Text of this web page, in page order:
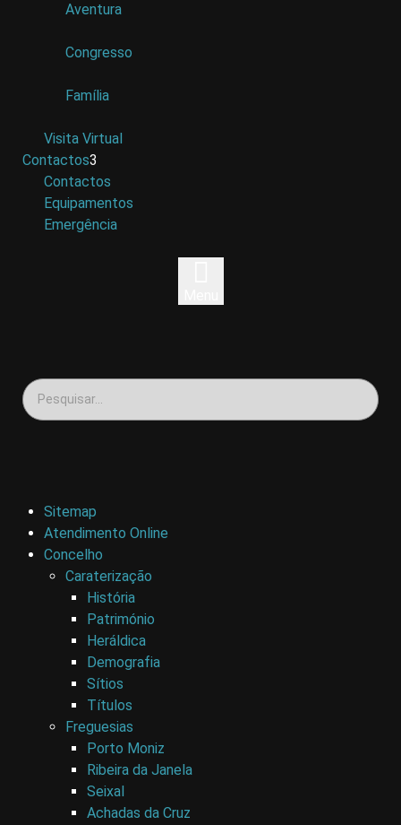
Aventura
Congresso
Família
Visita Virtual
Contactos3
Contactos
Equipamentos
Emergência
Sitemap
Atendimento Online
Concelho
Caraterização
História
Património
Heráldica
Demografia
Sítios
Títulos
Freguesias
Porto Moniz
Ribeira da Janela
Seixal
Achadas da Cruz